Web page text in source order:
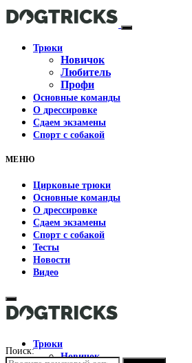
Трюки
Новичок
Любитель
Профи
Основные команды
О дрессировке
Сдаем экзамены
Спорт с собакой
МЕНЮ
Цирковые трюки
Основные команды
О дрессировке
Сдаем экзамены
Спорт с собакой
Тесты
Новости
Видео
Трюки
Новичок
Поиск: